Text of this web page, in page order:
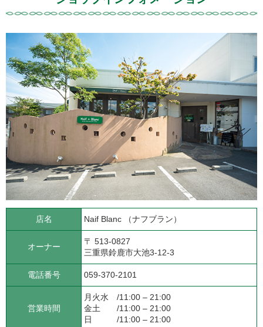
店名 Naif Blanc （ナフブラン）
オーナー
〒 513-0827
三重県鈴鹿市大池3-12-3
電話番号 059-370-2101
営業時間
月火水 /11:00 – 21:00
金土 /11:00 – 21:00
日 /11:00 – 21:00